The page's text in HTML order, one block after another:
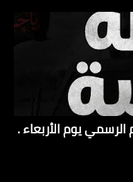
يوم الأربعاء .